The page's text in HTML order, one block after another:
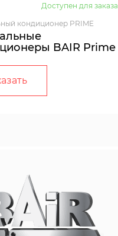
Доступен для заказа
кондиционер PRIME
BAIR Prime